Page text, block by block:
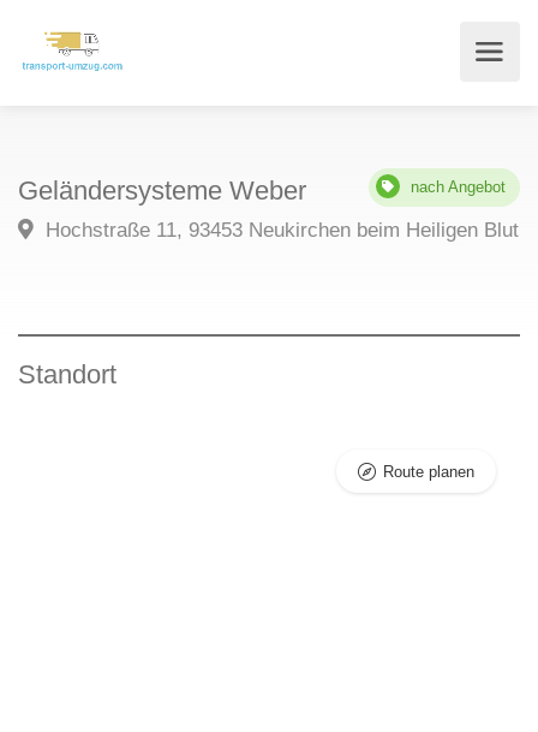
Geländersysteme Weber nach Angebot
Hochstraße 11, 93453 Neukirchen beim Heiligen Blut
Standort
Route planen